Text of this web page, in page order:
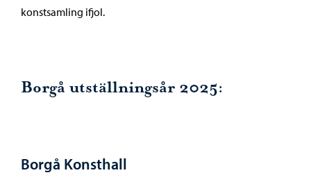
konstsamling ifjol.
Borgå utställningsår 2025:
Borgå Konsthall